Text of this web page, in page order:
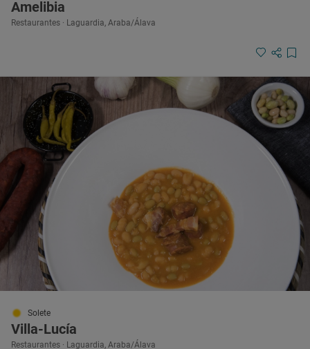
Amelibia
Restaurantes · Laguardia, Araba/Álava
Solete
Villa-Lucía
Restaurantes · Laguardia, Araba/Álava